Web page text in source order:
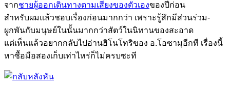
จากชายผู้ออกเดินทางตามเสียงของตัวเองของปีก่อน
สำหรับผมแล้วชอบเรื่องก่อนมากกว่า เพราะรู้สึกมีส่วนร่วม-
ผูกพันกับมนุษย์ในนั้นมากกว่าสัตว์ในนิทานของสะอาด
แต่เห็นแล้วอยากกลับไปอ่านฮิโนโทริของ อ.โอซามุอีกที เรื่องนี้
หาซื้อมือสองเก็บเท่าไหร่ก็ไม่ครบซะที